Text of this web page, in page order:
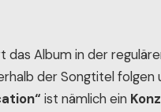
Album in der
der Songtitel folgen
ist nämlich ein